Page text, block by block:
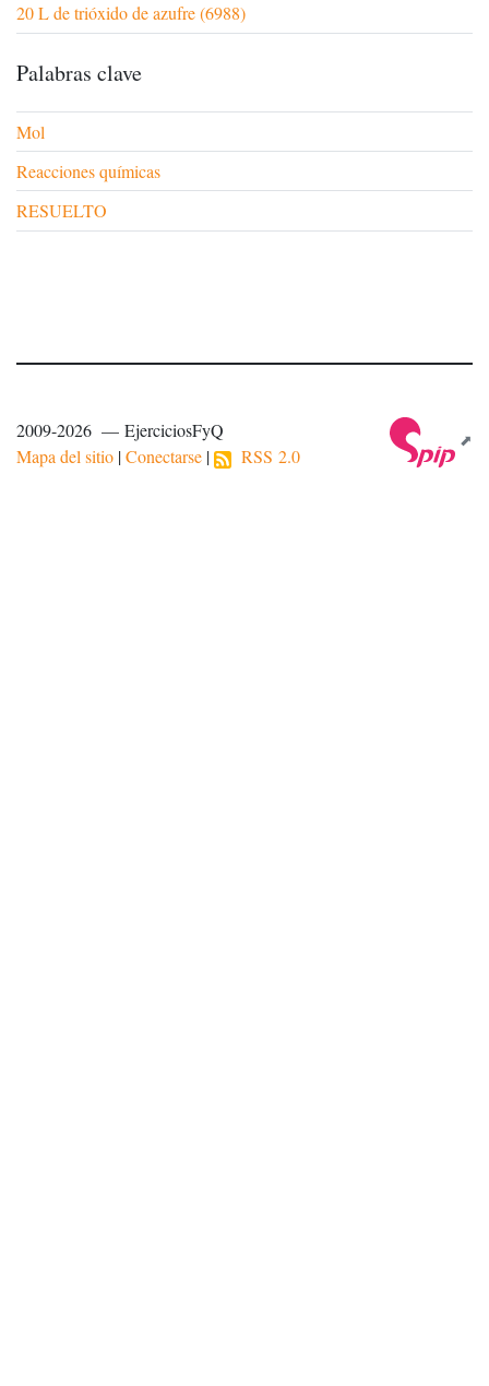
20 L de trióxido de azufre (6988)
Palabras clave
Mol
Reacciones químicas
RESUELTO
2009-2026 — EjerciciosFyQ
Mapa del sitio |Conectarse | RSS 2.0